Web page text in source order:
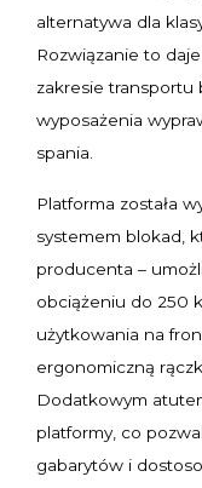
alternatywa dla
Rozwiązanie to
zakresie transportu
wyposażenia
spania.
Platforma została
systemem blokad,
producenta –
obciążeniu do 250
użytkowania na
ergonomiczną
Dodatkowym
platformy, co
gabarytów i